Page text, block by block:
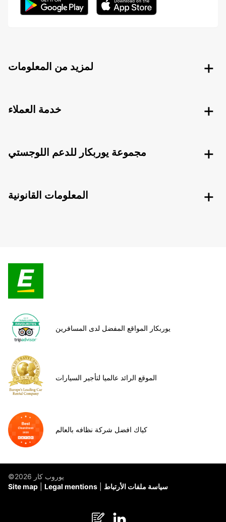
لمزيد من المعلومات
خدمة العملاء
مجموعة يوربكار للدعم اللوجستي
المعلومات القانونية
يوربكار المواقع المفضل لدى المسافرين
الموقع الرائد عالميا لتأجير السيارات
كياك افضل شركة نظافه بالعالم
©يوروب كار 2026
Site map
Legal mentions سياسة ملفات الأرتباط